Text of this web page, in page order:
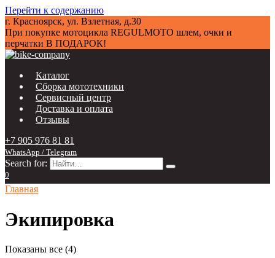
Перейти к содержанию
г. Красноярск, ул. Взлетная, д.30
При покупке мотоцикла REGULMOTO шлем, очки и
перчатки В ПОДАРОК!
Каталог
Сборка мототехники
Сервисный центр
Доставка и оплата
Отзывы
+7 905 976 81 81
WhatsApp / Telegram
Search for:
0
Главная
Экипировка
Показаны все (4)